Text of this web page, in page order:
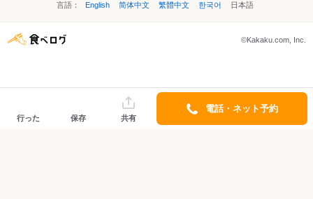
言語： English 简体中文 繁體中文 한국어 日本語
©Kakaku.com, Inc.
行った 保存 共有
電話・ネット予約